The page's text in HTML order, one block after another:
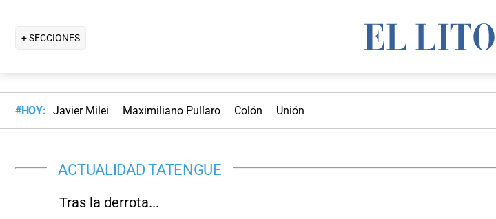
+ SECCIONES
#HOY: Javier Milei Maximiliano Pullaro Colón Unión
ACTUALIDAD TATENGUE
Tras la derrota...